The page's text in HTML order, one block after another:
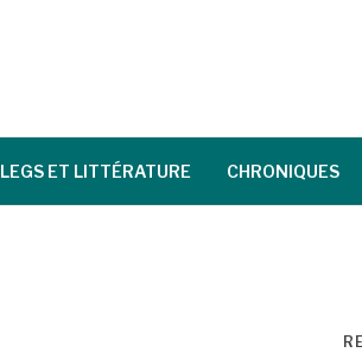
LEGS ET LITTÉRATURE CHRONIQUES